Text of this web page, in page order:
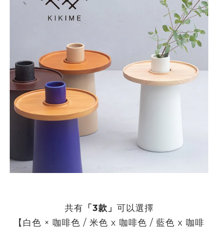
共有 「3款」 可以選擇
【白色 × 咖啡色 / 米色 x 咖啡色 / 藍色 x 咖啡